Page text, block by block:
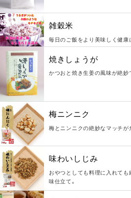
雑穀米
毎日のご飯をより美味しく健康
焼きしょうが
かつおと焼き生姜の風味が絶妙
梅ニンニク
梅とニンニクの絶妙なマッチが
味わいしじみ
おやつとしても料理に入れても
味仕立て。